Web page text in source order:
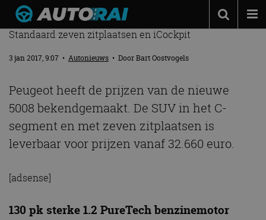
Autonieuws
Podcast
Autotests
Automerken
Adverteren
MotorRAI.nl
PEUGEOT 5008 HEEFT EEN PRIJSKAARTJE
Standaard zeven zitplaatsen en iCockpit
3 jan 2017, 9:07 • Autonieuws • DoorBart Oostvogels
Peugeot heeft de prijzen van de nieuwe
5008 bekendgemaakt. De SUV in het C-
segment en met zeven zitplaatsen is
leverbaar voor prijzen vanaf 32.660 euro.
[adsense]
130 pk sterke 1.2 PureTech benzinemotor